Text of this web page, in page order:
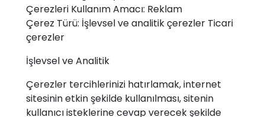
Çerezleri Kullanım Amacı: Reklam
Çerez Türü: İşlevsel ve analitik çerezler Ticari
çerezler
İşlevsel ve Analitik
Çerezler tercihlerinizi hatırlamak, internet
sitesinin etkin şekilde kullanılması, sitenin
kullanıcı isteklerine cevap verecek şekilde